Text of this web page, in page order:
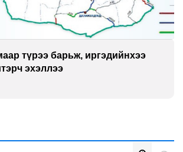
түрээ барьж, иргэдийнхээ
эхэллээ